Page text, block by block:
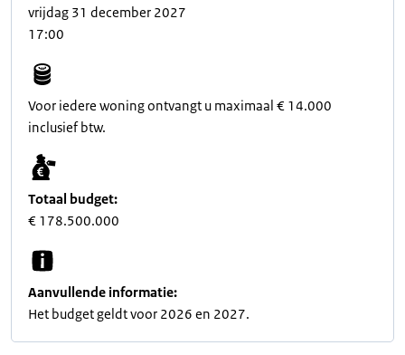
vrijdag 31 december 2027
17:00
Voor iedere woning ontvangt u maximaal € 14.000
inclusief btw.
Totaal budget:
€ 178.500.000
Aanvullende informatie:
Het budget geldt voor 2026 en 2027.